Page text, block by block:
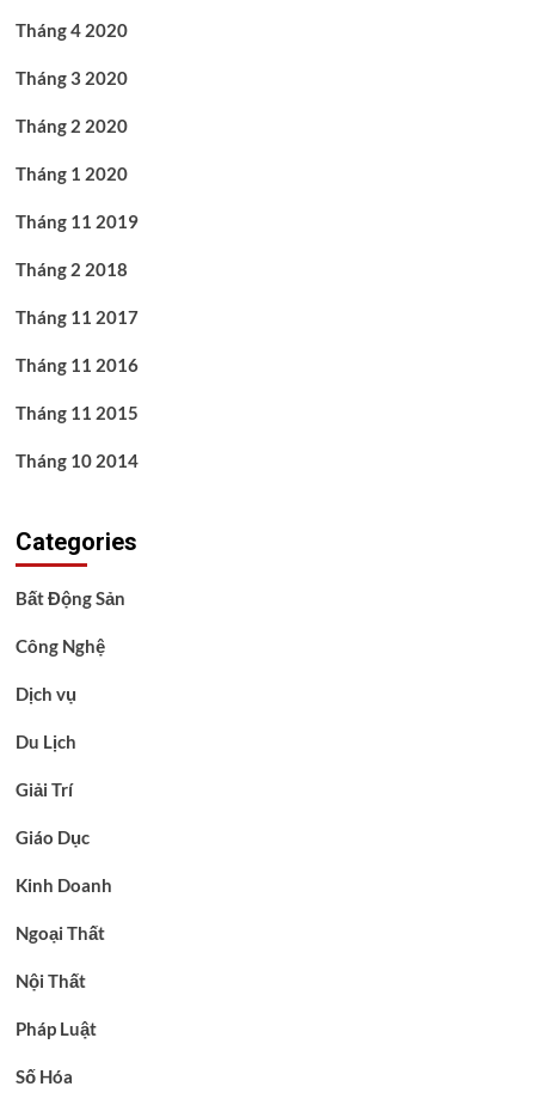
Tháng 4 2020
Tháng 3 2020
Tháng 2 2020
Tháng 1 2020
Tháng 11 2019
Tháng 2 2018
Tháng 11 2017
Tháng 11 2016
Tháng 11 2015
Tháng 10 2014
Categories
Bất Động Sản
Công Nghệ
Dịch vụ
Du Lịch
Giải Trí
Giáo Dục
Kinh Doanh
Ngoại Thất
Nội Thất
Pháp Luật
Số Hóa